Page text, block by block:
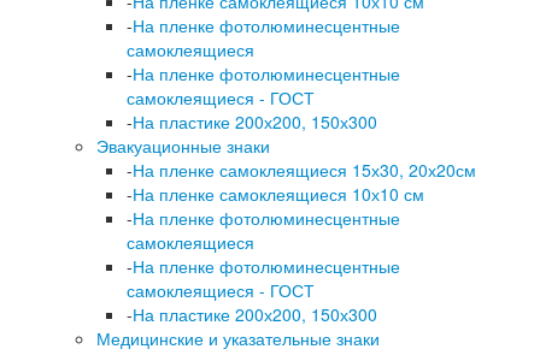
-На пленке фотолюминесцентные
самоклеящиеся
-На пленке фотолюминесцентные
самоклеящиеся - ГОСТ
-На пластике 200х200, 150х300
Эвакуационные знаки
-На пленке самоклеящиеся 15х30, 20х20см
-На пленке самоклеящиеся 10х10 см
-На пленке фотолюминесцентные
самоклеящиеся
-На пленке фотолюминесцентные
самоклеящиеся - ГОСТ
-На пластике 200х200, 150х300
Медицинские и указательные знаки